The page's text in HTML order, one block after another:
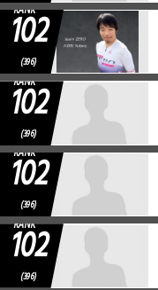
RANK
102
(396)
RANK
102
(396)
RANK
102
(396)
RANK
102
(396)